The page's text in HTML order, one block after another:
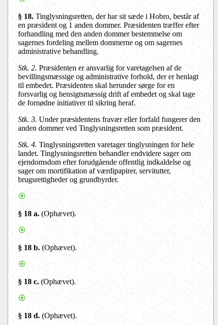
§ 18.Tinglysningsretten, der har sit sæde i Hobro, består af
en præsident og 1 anden dommer. Præsidenten træffer efter
forhandling med den anden dommer bestemmelse om
sagernes fordeling mellem dommerne og om sagernes
administrative behandling.
Stk. 2. Præsidenten er ansvarlig for varetagelsen af de
bevillingsmæssige og administrative forhold, der er henlagt
til embedet. Præsidenten skal herunder sørge for en
forsvarlig og hensigtsmæssig drift af embedet og skal tage
de fornødne initiativer til sikring heraf.
Stk. 3. Under præsidentens fravær eller forfald fungerer den
anden dommer ved Tinglysningsretten som præsident.
Stk. 4. Tinglysningsretten varetager tinglysningen for hele
landet. Tinglysningsretten behandler endvidere sager om
ejendomsdom efter forudgående offentlig indkaldelse og
sager om mortifikation af værdipapirer, servitutter,
brugsrettigheder og grundbyrder.
§ 18 a.(Ophævet).
§ 18 b. (Ophævet).
§ 18 c.(Ophævet).
§ 18 d.(Ophævet).